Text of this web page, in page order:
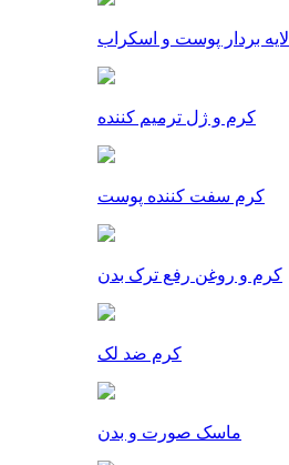
لایه بردار پوست و اسکراب
کرم و ژل ترمیم کننده
کرم سفت کننده پوست
کرم و روغن رفع ترک بدن
کرم ضد لک
ماسک صورت و بدن